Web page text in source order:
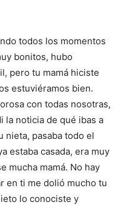
todos los momentos
bonitos, hubo
pero tu mamá hiciste
estuviéramos bien.
con todas nosotras,
la noticia de qué ibas a
nieta, pasaba todo el
estaba casada, era muy
mucha mamá. No hay
en ti me dolió mucho tu
lo conociste y